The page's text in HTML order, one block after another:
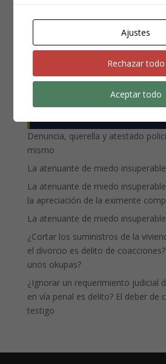
Compliance
Penal
Uncategorized
Denuncia, querella y atestado
mismo
La atenuante de miedo
La atenuante de miedo
la apreciación de la eximente
La atenuante de miedo
¿Cortar los suministros de la
el divorcio es delito de
unos okupas?
¿Ignorar un requerimiento judicial
en vía penal es delito? El deber de
testigo
Ajustes
Rechazar todo
Aceptar todo